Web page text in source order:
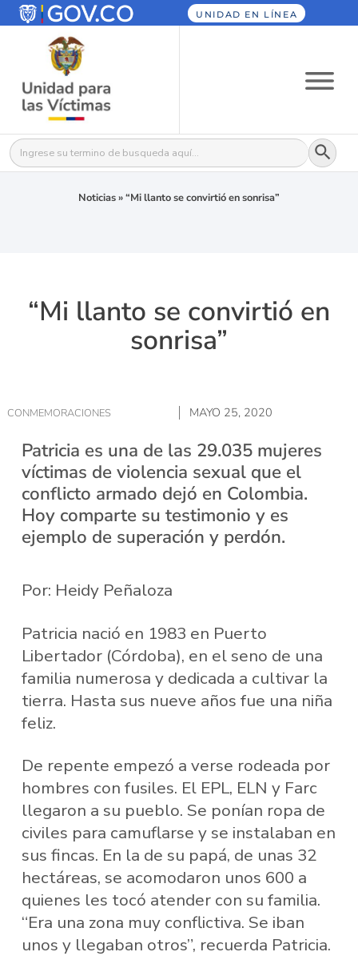
UNIDAD EN LÍNEA
Buscar: Botón
Noticias»“Mi llanto se convirtió en sonrisa”
“Mi llanto se convirtió en
sonrisa”
CONMEMORACIONES MAYO 25, 2020
Patricia es una de las 29.035 mujeres
víctimas de violencia sexual que el
conflicto armado dejó en Colombia.
Hoy comparte su testimonio y es
ejemplo de superación y perdón.
Por: Heidy Peñaloza
Patricia nació en 1983 en Puerto
Libertador (Córdoba), en el seno de una
familia numerosa y dedicada a cultivar la
tierra. Hasta sus nueve años fue una niña
feliz.
De repente empezó a verse rodeada por
hombres con fusiles. El EPL, ELN y Farc
llegaron a su pueblo. Se ponían ropa de
civiles para camuflarse y se instalaban en
sus fincas. En la de su papá, de unas 32
hectáreas, se acomodaron unos 600 a
quienes les tocó atender con su familia.
“Era una zona muy conflictiva. Se iban
unos y llegaban otros”, recuerda Patricia.